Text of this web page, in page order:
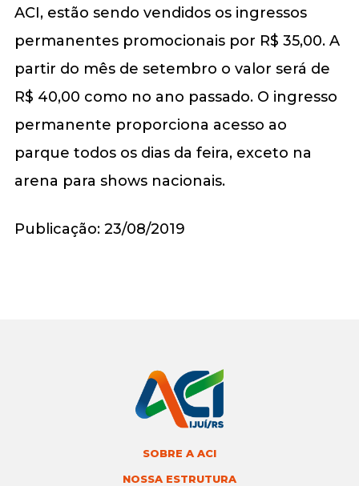
ACI, estão sendo vendidos os ingressos
permanentes promocionais por R$ 35,00. A
partir do mês de setembro o valor será de
R$ 40,00 como no ano passado. O ingresso
permanente proporciona acesso ao
parque todos os dias da feira, exceto na
arena para shows nacionais.
Publicação: 23/08/2019
SOBRE A ACI
NOSSA ESTRUTURA